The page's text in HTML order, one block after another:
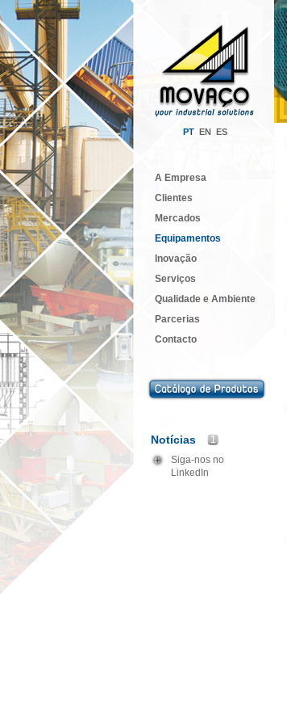
PT EN ES
A Empresa
Clientes
Mercados
Equipamentos
Inovação
Serviços
Qualidade e Ambiente
Parcerias
Contacto
Notícias
1
Siga-nos no
LinkedIn